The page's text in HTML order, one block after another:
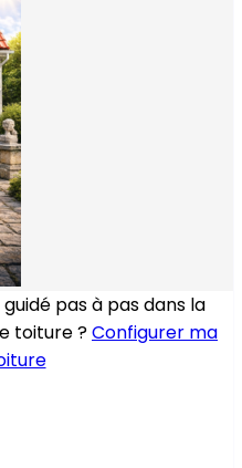
pas à pas dans la
toiture ?Configurer ma